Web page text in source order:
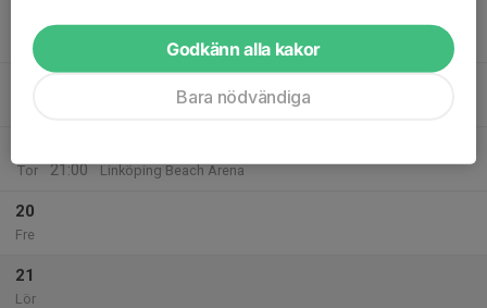
Tis Linköping Beach Arena
Tor
21:00
Linköping Beach Arena
20
Fre
21
Lör
Godkänn alla kakor
Bara nödvändiga